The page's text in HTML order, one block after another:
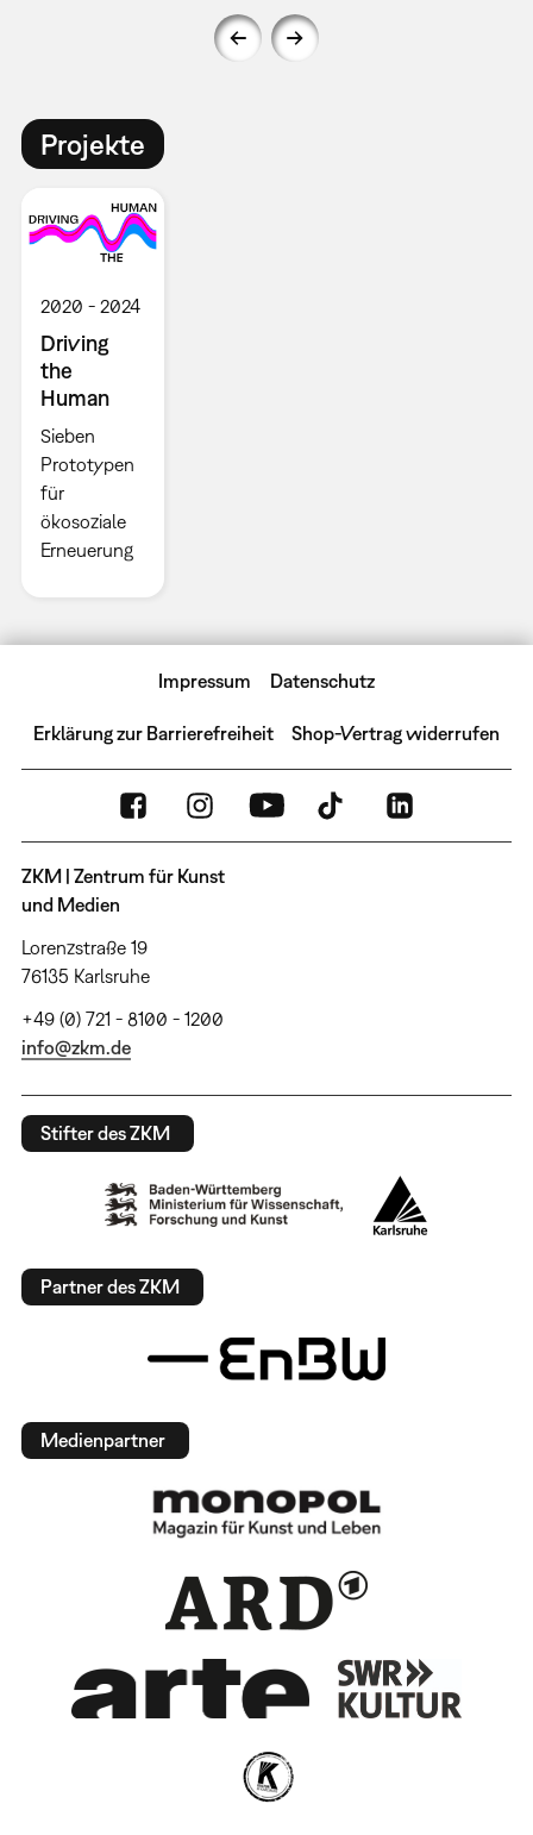
Projekte
2020 2024
Driving
the
Human
Sieben
Prototypen
für
ökosoziale
Erneuerung
Impressum Datenschutz
Erklärung zur Barrierefreiheit Shop-Vertrag widerrufen
ZKM | Zentrum für Kunst
und Medien
Lorenzstraße 19
76135 Karlsruhe
+49 (0) 721 - 8100 - 1200
info@zkm.de
Stifter des ZKM
Partner des ZKM
Medienpartner